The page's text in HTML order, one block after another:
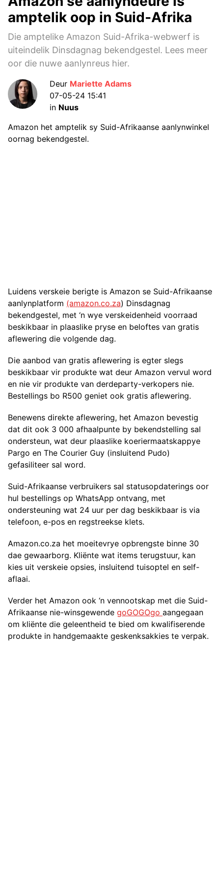
amptelik oop in Suid-Afrika
Die amptelike Amazon Suid-Afrika-webwerf is
uiteindelik Dinsdagnag bekendgestel. Lees meer
oor die nuwe aanlynreus hier.
Deur Mariette Adams
07-05-24 15:41
in Nuus
Amazon het amptelik sy Suid-Afrikaanse aanlynwinkel
oornag bekendgestel.
Luidens verskeie berigte is Amazon se Suid-Afrikaanse
aanlynplatform (amazon.co.za) Dinsdagnag
bekendgestel, met ‘n wye verskeidenheid voorraad
beskikbaar in plaaslike pryse en beloftes van gratis
aflewering die volgende dag.
Die aanbod van gratis aflewering is egter slegs
beskikbaar vir produkte wat deur Amazon vervul word
en nie vir produkte van derdeparty-verkopers nie.
Bestellings bo R500 geniet ook gratis aflewering.
Benewens direkte aflewering, het Amazon bevestig
dat dit ook 3 000 afhaalpunte by bekendstelling sal
ondersteun, wat deur plaaslike koeriermaatskappye
Pargo en The Courier Guy (insluitend Pudo)
gefasiliteer sal word.
Suid-Afrikaanse verbruikers sal statusopdaterings oor
hul bestellings op WhatsApp ontvang, met
ondersteuning wat 24 uur per dag beskikbaar is via
telefoon, e-pos en regstreekse klets.
Amazon.co.za het moeitevrye opbrengste binne 30
dae gewaarborg. Kliënte wat items terugstuur, kan
kies uit verskeie opsies, insluitend tuisoptel en self-
aflaai.
Verder het Amazon ook ‘n vennootskap met die Suid-
Afrikaanse nie-winsgewende goGOGOgo aangegaan
om kliënte die geleentheid te bied om kwalifiserende
produkte in handgemaakte geskenksakkies te verpak.